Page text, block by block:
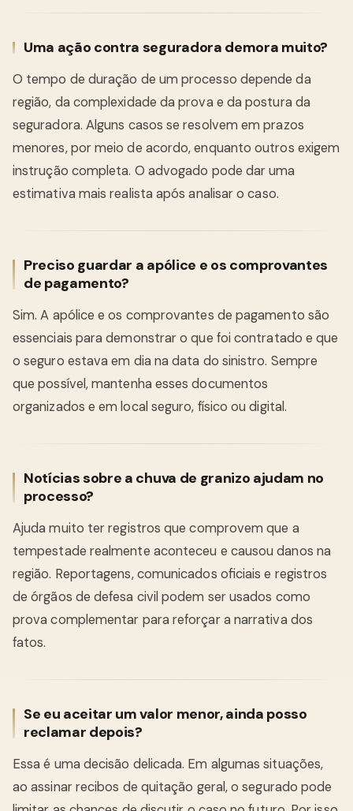
Uma ação contra seguradora demora muito?
O tempo de duração de um processo depende da
região, da complexidade da prova e da postura da
seguradora. Alguns casos se resolvem em prazos
menores, por meio de acordo, enquanto outros exigem
instrução completa. O advogado pode dar uma
estimativa mais realista após analisar o caso.
Preciso guardar a apólice e os comprovantes
de pagamento?
Sim. A apólice e os comprovantes de pagamento são
essenciais para demonstrar o que foi contratado e que
o seguro estava em dia na data do sinistro. Sempre
que possível, mantenha esses documentos
organizados e em local seguro, físico ou digital.
Notícias sobre a chuva de granizo ajudam no
processo?
Ajuda muito ter registros que comprovem que a
tempestade realmente aconteceu e causou danos na
região. Reportagens, comunicados oficiais e registros
de órgãos de defesa civil podem ser usados como
prova complementar para reforçar a narrativa dos
fatos.
Se eu aceitar um valor menor, ainda posso
reclamar depois?
Essa é uma decisão delicada. Em algumas situações,
ao assinar recibos de quitação geral, o segurado pode